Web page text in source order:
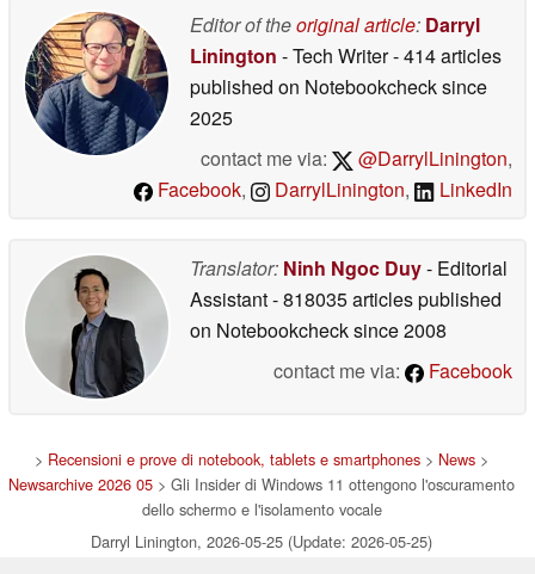
Editor of theoriginal article: Darryl
Linington - Tech Writer- 414 articles
published on Notebookchecksince
2025
contact me via:
@DarrylLinington,
Facebook, DarrylLinington, LinkedIn
Translator: Ninh Ngoc Duy- Editorial
Assistant- 818035 articles published
on Notebookchecksince 2008
contact me via:
Facebook
> Recensioni e prove di notebook, tablets e smartphones > News >
Newsarchive 2026 05 > Gli Insider di Windows 11 ottengono l'oscuramento
dello schermo e l'isolamento vocale
Darryl Linington, 2026-05-25 (Update: 2026-05-25)